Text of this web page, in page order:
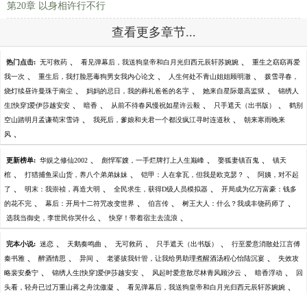
第20章 以身相许行不行
查看更多章节...
热门点击: 无可救药 、 看见弹幕后，我送狗皇帝和白月光归西元辰轩苏婉婉 、 重生之窈窈再爱
我一次 、 重生后，我打脸恶毒狗男女我内心论文 、 人生何处不青山姐姐顾明澈 、 拨雪寻春，
烧灯续昼许曼珠于南尘 、 妈妈的忌日，我的葬礼爸爸的名字 、 她来自星际最高监狱 、 锦绣人
生[快穿]爱伊莎越安安 、 暗香 、 从前不待春风慢祝如星许云毅 、 只手遮天（出书版） 、 鹤别
空山踏明月孟谦荀宋雪诗 、 我死后，爹娘和夫君一个都没疯江寻时连道秋 、 朝来寒雨晚来
风 、
更新榜单: 华娱之修仙2002 、 彪悍军嫂，一手烂牌打上人生巅峰 、 娶狐妻镇百鬼 、 镇天
棺 、 打猎捕鱼采山货，养八个弟弟妹妹 、 铠甲：人在拿瓦，但我是欧克瑟？ 、 阿姨，对不起
了 、 明末：我崇祯，再造大明 、 全民求生，获得D级人员模拟器 、 开局成为亿万富豪：钱多
的花不完 、 幕后：开局十二符咒改变世界 、 伯言传 、 树王大人：什么？我成丰饶药师了 、
选我当御史，李世民你哭什么 、 快穿！带着宿主去流浪 、
完本小说: 迷恋 、 天鹅奏鸣曲 、 无可救药 、 只手遮天（出书版） 、 行至爱意消散处江言傅
秦书雅 、 醉酒情思 、 异间 、 老婆拔我针管，让我给男助理煮醒酒汤程心怡陆沉宴 、 失效攻
略裴安桑宁 、 锦绣人生[快穿]爱伊莎越安安 、 风起时爱意散尽林青风顾汐云 、 暗香浮动 、 回
头看，轻舟已过万重山蒋之舟沈傲凝 、 看见弹幕后，我送狗皇帝和白月光归西元辰轩苏婉婉 、